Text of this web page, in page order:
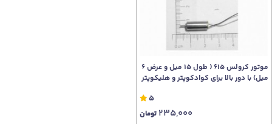
موتور کرولس 615 ( طول 15 میل و عرض 6
میل) با دور بالا برای کوادکوپتر و هلیکوپتر
5
235,000 تومان